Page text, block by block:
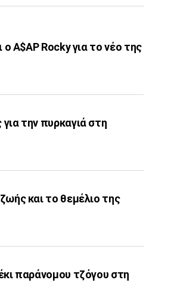
A$AP Rocky για το νέο της
την πυρκαγιά στη
και το θεμέλιο της
παράνομου τζόγου στη